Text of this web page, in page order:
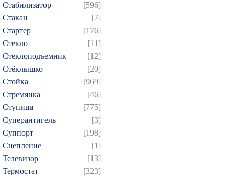
Стабилизатор
[596]
Стакан
[7]
Стартер
[176]
Стекло
[11]
Стеклоподъемник
[12]
Стёклышко
[20]
Стойка
[969]
Стремянка
[46]
Ступица
[775]
Суперантигель
[3]
Суппорт
[198]
Сцепление
[1]
Телевизор
[13]
Термостат
[323]